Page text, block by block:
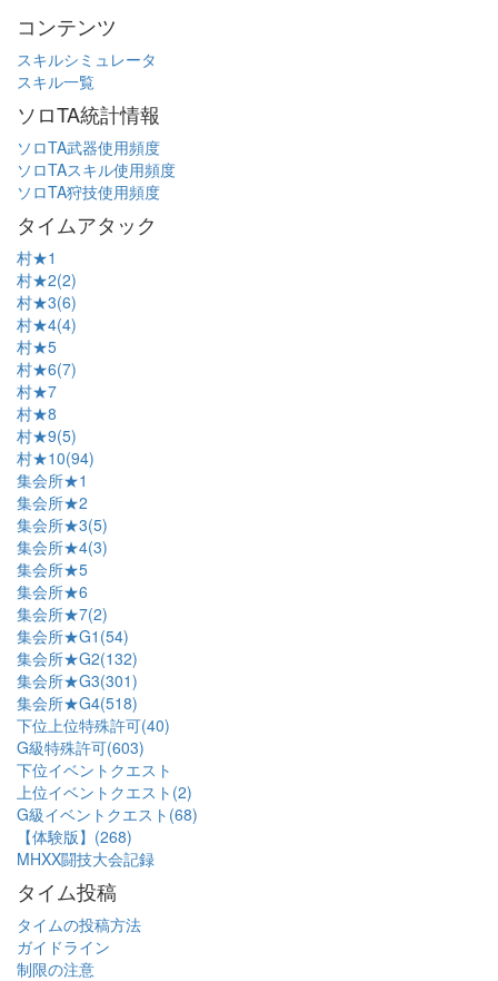
コンテンツ
スキルシミュレータ
スキル一覧
ソロTA統計情報
ソロTA武器使用頻度
ソロTAスキル使用頻度
ソロTA狩技使用頻度
タイムアタック
村★1
村★2(2)
村★3(6)
村★4(4)
村★5
村★6(7)
村★7
村★8
村★9(5)
村★10(94)
集会所★1
集会所★2
集会所★3(5)
集会所★4(3)
集会所★5
集会所★6
集会所★7(2)
集会所★G1(54)
集会所★G2(132)
集会所★G3(301)
集会所★G4(518)
下位上位特殊許可(40)
G級特殊許可(603)
下位イベントクエスト
上位イベントクエスト(2)
G級イベントクエスト(68)
【体験版】(268)
MHXX闘技大会記録
タイム投稿
タイムの投稿方法
ガイドライン
制限の注意